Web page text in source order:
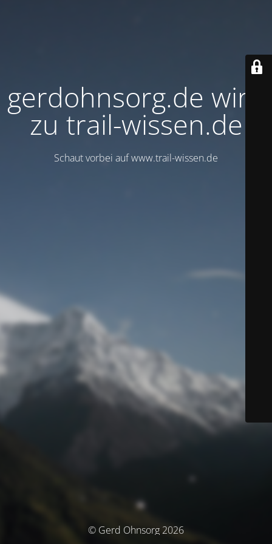
gerdohnsorg.de wird
zu trail-wissen.de
Schaut vorbei auf www.trail-wissen.de
© Gerd Ohnsorg 2026